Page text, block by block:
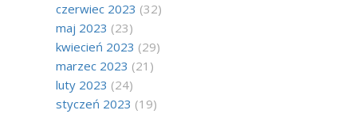
czerwiec 2023 (32)
maj 2023 (23)
kwiecień 2023 (29)
marzec 2023 (21)
luty 2023 (24)
styczeń 2023 (19)